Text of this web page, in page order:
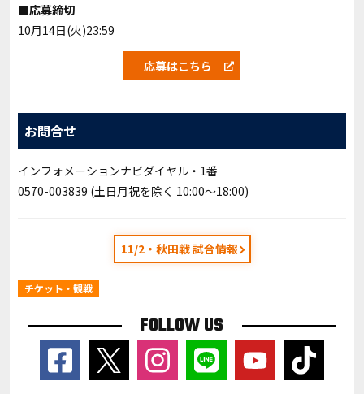
■応募締切
10月14日(火)23:59
応募はこちら
お問合せ
インフォメーションナビダイヤル・1番
0570-003839 (土日月祝を除く 10:00〜18:00)
11/2・秋田戦 試合情報
チケット・観戦
FOLLOW US